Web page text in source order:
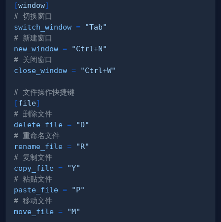
[window]
# 切换窗口
switch_window =
"Tab"
# 新建窗口
new_window =
"Ctrl+N"
# 关闭窗口
close_window = "Ctrl+W"
# 文件操作快捷键
[file]
# 删除文件
delete_file =
"D"
# 重命名文件
rename_file =
"R"
# 复制文件
copy_file =
"Y"
# 粘贴文件
paste_file =
"P"
# 移动文件
move_file = "M"